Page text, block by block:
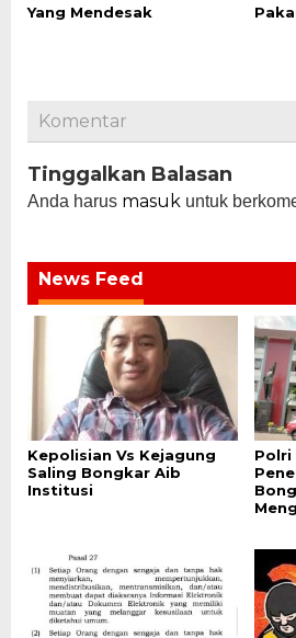
Yang Mendesak
Komentar
Tinggalkan Balasan
Anda harus masuk untuk
News Feed
Kepolisian Vs Kejagung
Saling Bongkar Aib
Institusi
Polri